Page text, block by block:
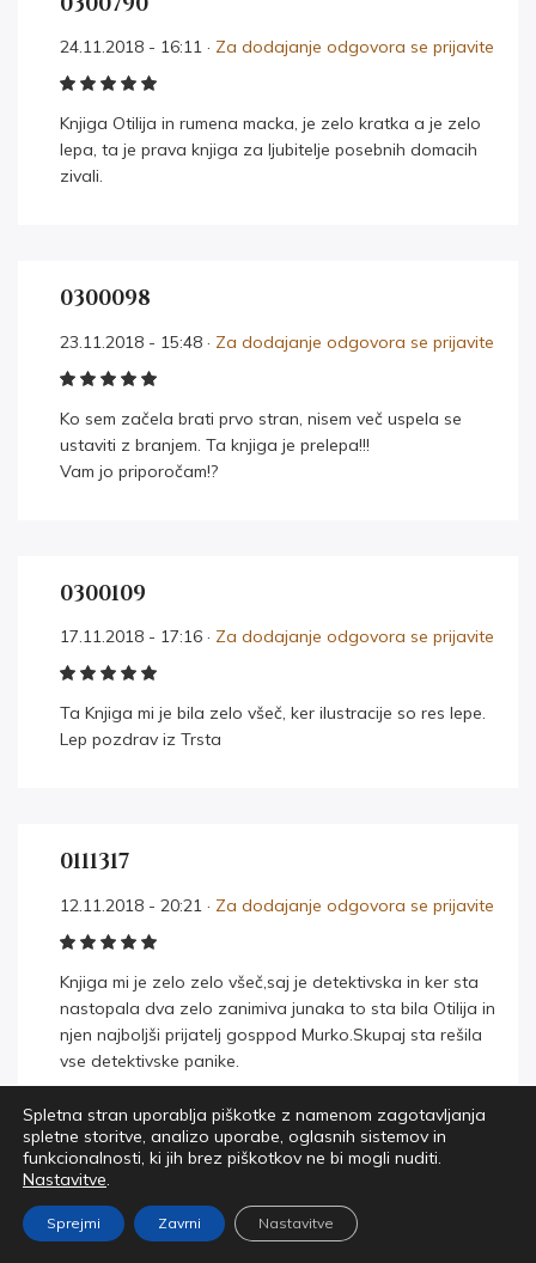
24.11.2018 - 16:11 · Za dodajanje odgovora se prijavite
Knjiga Otilija in rumena macka, je zelo kratka a je zelo
lepa, ta je prava knjiga za ljubitelje posebnih domacih
zivali.
0300098
23.11.2018 - 15:48 · Za dodajanje odgovora se prijavite
Ko sem začela brati prvo stran, nisem več uspela se
ustaviti z branjem. Ta knjiga je prelepa!!!
Vam jo priporočam!?
0300109
17.11.2018 - 17:16 · Za dodajanje odgovora se prijavite
Ta Knjiga mi je bila zelo všeč, ker ilustracije so res lepe.
Lep pozdrav iz Trsta
0111317
12.11.2018 - 20:21 · Za dodajanje odgovora se prijavite
Knjiga mi je zelo zelo všeč,saj je detektivska in ker sta
nastopala dva zelo zanimiva junaka to sta bila Otilija in
njen najboljši prijatelj gosppod Murko.Skupaj sta rešila
vse detektivske panike.
0310311
12.11.2018 - 18:52 · Za dodajanje odgovora se prijavite
Spletna stran uporablja piškotke z namenom zagotavljanja
spletne storitve, analizo uporabe, oglasnih sistemov in
funkcionalnosti, ki jih brez piškotkov ne bi mogli nuditi.
Nastavitve.
Sprejmi Zavrni Nastavitve